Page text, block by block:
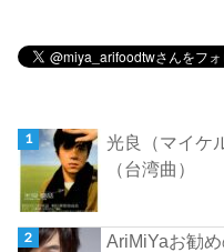
光良（マイケ
（台湾曲）
AriMiYaお勧